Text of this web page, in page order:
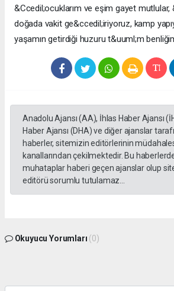
&Ccedil;ocuklarım ve eşim gayet
doğada vakit ge&ccedil;iriyoruz, kamp
yaşamın getirdiği huzuru t&uuml;m
Anadolu Ajansı (AA), İhlas Haber Ajansı
Haber Ajansı (DHA) ve diğer ajanslar
haberler, sitemizin editörlerinin
kanallarından çekilmektedir. Bu
muhataplar haberi geçen ajanslar olup
editörü sorumlu tutulamaz...
Okuyucu Yorumları (0)